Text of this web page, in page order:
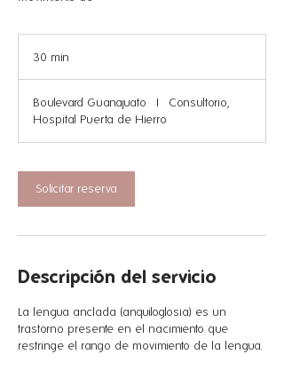
30 min
m
i
n
Boulevard Guanajuato |
Consultorio,
Hospital Puerta de Hierro
Solicitar reserva
Descripción del servicio
La lengua anclada (anquiloglosia) es un
trastorno presente en el nacimiento que
restringe el rango de movimiento de la lengua.